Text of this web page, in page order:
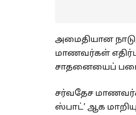
அமைதியான
மாணவர்கள்
சாதனையைப்
சர்வதேச
ஸ்பாட்’ ஆக